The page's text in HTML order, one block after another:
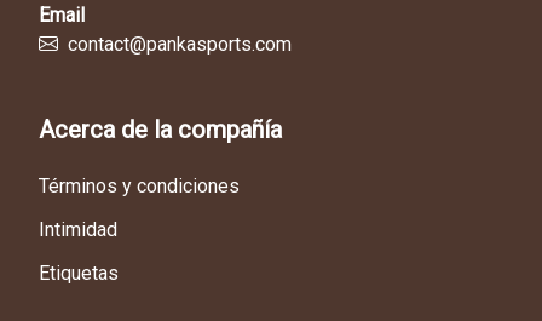
Email
contact@pankasports.com
Acerca de la compañía
Términos y condiciones
Intimidad
Etiquetas